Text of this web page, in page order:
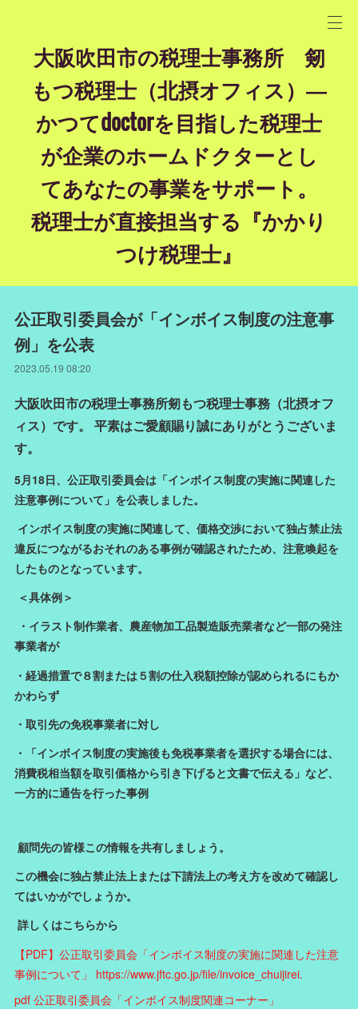
大阪吹田市の税理士事務所 剱
もつ税理士（北摂オフィス）―
かつてdoctorを目指した税理士
が企業のホームドクターとし
てあなたの事業をサポート。
税理士が直接担当する『かかり
つけ税理士』
公正取引委員会が「インボイス制度の注意事
例」を公表
2023.05.19 08:20
大阪吹田市の税理士事務所剱もつ税理士事務（北摂オフ
ィス）です。 平素はご愛顧賜り誠にありがとうございま
す。
5月18日、公正取引委員会は「インボイス制度の実施に関連した
注意事例について」を公表しました。
インボイス制度の実施に関連して、価格交渉において独占禁止法
違反につながるおそれのある事例が確認されたため、注意喚起を
したものとなっています。
＜具体例＞
・イラスト制作業者、農産物加工品製造販売業者など一部の発注
事業者が
・経過措置で８割または５割の仕入税額控除が認められるにもか
かわらず
・取引先の免税事業者に対し
・「インボイス制度の実施後も免税事業者を選択する場合には、
消費税相当額を取引価格から引き下げると文書で伝える」など、
一方的に通告を行った事例
顧問先の皆様この情報を共有しましょう。
この機会に独占禁止法上または下請法上の考え方を改めて確認し
てはいかがでしょうか。
詳しくはこちらから
【PDF】公正取引委員会「インボイス制度の実施に関連した注意
事例について」 https://www.jftc.go.jp/file/invoice_chuijirei.
pdf 公正取引委員会「インボイス制度関連コーナー」